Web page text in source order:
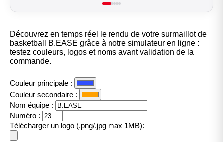
Découvrez en temps réel le rendu de votre surmaillot de
basketball B.EASE grâce à notre simulateur en ligne :
testez couleurs, logos et noms avant validation de la
commande.
Couleur principale :
Couleur secondaire :
Nom équipe :
Numéro :
Télécharger un logo (.png/.jpg max 1MB):